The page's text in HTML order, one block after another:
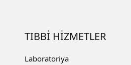
TIBBİ HİZMETLER
Laboratoriya